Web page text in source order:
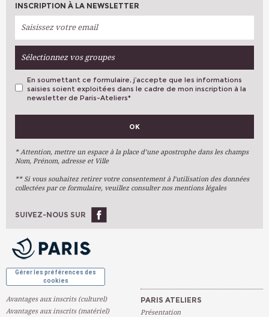
INSCRIPTION À LA NEWSLETTER
Sélectionnez vos groupes
VOS PRÉFÉRENCES
Arts Plastiques
Arts Du Texte
Arts Numériques
Ateliers À L'année
En soumettant ce formulaire, j’accepte que les informations
saisies soient exploitées dans le cadre de mon inscription à la
newsletter de Paris-Ateliers*
OK
* Attention, mettre un espace à la place d’une apostrophe dans les champs
Nom, Prénom, adresse et Ville
** Si vous souhaitez retirer votre consentement à l’utilisation des données
collectées par ce formulaire, veuillez consulter nos mentions légales
SUIVEZ-NOUS SUR
Gérer les préférences des
cookies
Avantages aux inscrits (culturel)
Avantages aux inscrits (matériel)
PARIS ATELIERS
Présentation